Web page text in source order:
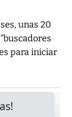
unas 20
para iniciar